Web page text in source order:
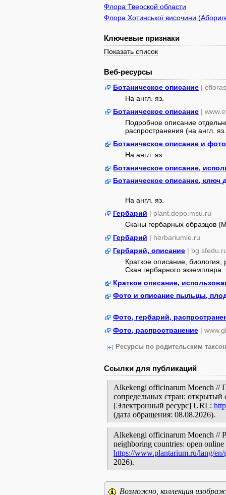
Флора Тверской области
Флора Хотинської височини
Ключевые признаки
Показать список
Веб-ресурсы
Ботаническое описание |
На англ. яз.
Ботаническое описание |
Подробное описание
распространения (на англ.
Ботаническое описание и фото
На англ. яз.
Ботаническое описание,
Ботаническое описание, ключ
На англ. яз.
Гербарий | plant.depo.msu.ru
Сканы гербарных образцов
Гербарий | herbariumle.ru
Гербарий, описание |
Краткое описание,
Скан гербарного
Краткое описание,
Фото и описание пыльцы,
Фото, гербарий,
Фото, распространение |
Ресурсы по родительским
Ссылки для публикаций
Alkekengi officinarum Moench //
сопредельных стран: открытый
[Электронный ресурс] URL:
(дата обращения: 08.08.2026).
Alkekengi officinarum Moench //
neighboring countries: open
https://www.plantarium.ru/lang/
2026).
Возможно, коллекция